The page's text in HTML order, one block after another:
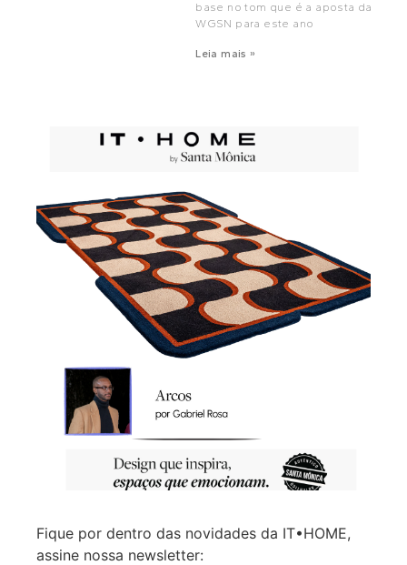
base no tom que é a aposta da
WGSN para este ano
Leia mais »
Fique por dentro das novidades da IT•HOME,
assine nossa newsletter: